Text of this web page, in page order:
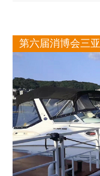
第六届消博会三